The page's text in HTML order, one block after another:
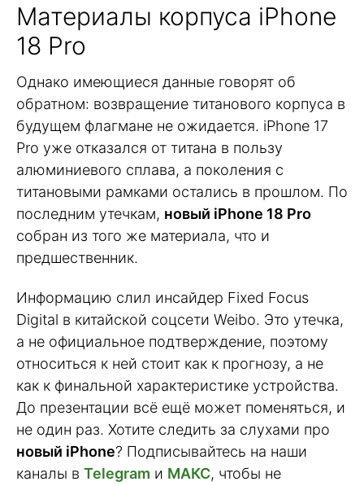
Материалы корпуса iPhone
18 Pro
Однако имеющиеся данные говорят об
обратном: возвращение титанового корпуса в
будущем флагмане не ожидается. iPhone 17
Pro уже отказался от титана в пользу
алюминиевого сплава, а поколения с
титановыми рамками остались в прошлом. По
последним утечкам, новый iPhone 18 Pro
собран из того же материала, что и
предшественник.
Информацию слил инсайдер Fixed Focus
Digital в китайской соцсети Weibo. Это утечка,
а не официальное подтверждение, поэтому
относиться к ней стоит как к прогнозу, а не
как к финальной характеристике устройства.
До презентации всё ещё может поменяться, и
не один раз. Хотите следить за слухами про
новый iPhone? Подписывайтесь на наши
каналы в Telegram и МАКС, чтобы не